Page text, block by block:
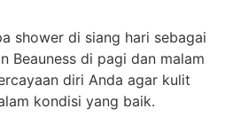
shower di siang hari sebagai
Beauness di pagi dan malam
diri Anda agar kulit
kondisi yang baik.